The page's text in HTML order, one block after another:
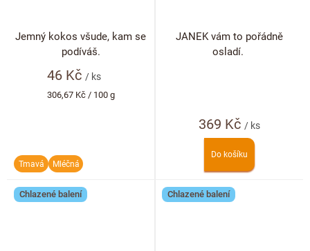
46 Kč / ks
Měrná
306,67 Kč / 100 g
Jemný kokos všude, kam se
podíváš.
Tmavá Mléčná
369 Kč / ks
Do košíku
JANEK vám to pořádně
osladí.
Chlazené balení Chlazené balení